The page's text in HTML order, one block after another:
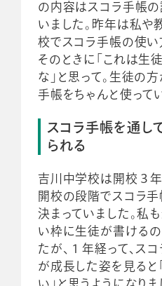
の内容はスコラ手帳
いました。昨年は私や
校でスコラ手帳の使い
そのときに「これは生
な」と思って。生徒の
手帳をちゃんと使って
スコラ手帳を通し
られる
吉川中学校は開校３年
開校の段階でスコラ
決まっていました。私
い枠に生徒が書けるの
たが、１年経って、ス
が成長した姿を見ると
い」と思うようになり